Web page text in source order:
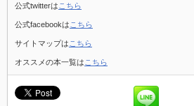
公式twitterは こちら
公式facebookは こちら
サイトマップは こちら
オススメの本一覧は こちら